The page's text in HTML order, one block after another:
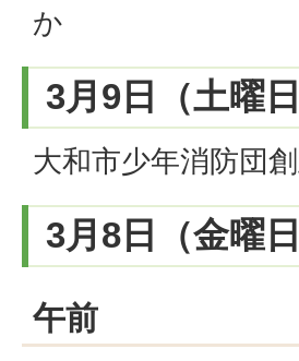
か
3月9日（土曜日
大和市少年消防団
3月8日（金曜日
午前